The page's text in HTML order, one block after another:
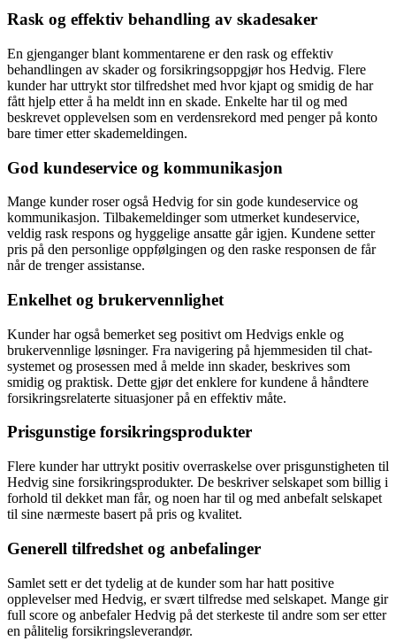
Rask og effektiv behandling av skadesaker
En gjenganger blant kommentarene er den rask og effektiv
behandlingen av skader og forsikringsoppgjør hos Hedvig. Flere
kunder har uttrykt stor tilfredshet med hvor kjapt og smidig de har
fått hjelp etter å ha meldt inn en skade. Enkelte har til og med
beskrevet opplevelsen som en verdensrekord med penger på konto
bare timer etter skademeldingen.
God kundeservice og kommunikasjon
Mange kunder roser også Hedvig for sin gode kundeservice og
kommunikasjon. Tilbakemeldinger som utmerket kundeservice,
veldig rask respons og hyggelige ansatte går igjen. Kundene setter
pris på den personlige oppfølgingen og den raske responsen de får
når de trenger assistanse.
Enkelhet og brukervennlighet
Kunder har også bemerket seg positivt om Hedvigs enkle og
brukervennlige løsninger. Fra navigering på hjemmesiden til chat-
systemet og prosessen med å melde inn skader, beskrives som
smidig og praktisk. Dette gjør det enklere for kundene å håndtere
forsikringsrelaterte situasjoner på en effektiv måte.
Prisgunstige forsikringsprodukter
Flere kunder har uttrykt positiv overraskelse over prisgunstigheten til
Hedvig sine forsikringsprodukter. De beskriver selskapet som billig i
forhold til dekket man får, og noen har til og med anbefalt selskapet
til sine nærmeste basert på pris og kvalitet.
Generell tilfredshet og anbefalinger
Samlet sett er det tydelig at de kunder som har hatt positive
opplevelser med Hedvig, er svært tilfredse med selskapet. Mange gir
full score og anbefaler Hedvig på det sterkeste til andre som ser etter
en pålitelig forsikringsleverandør.